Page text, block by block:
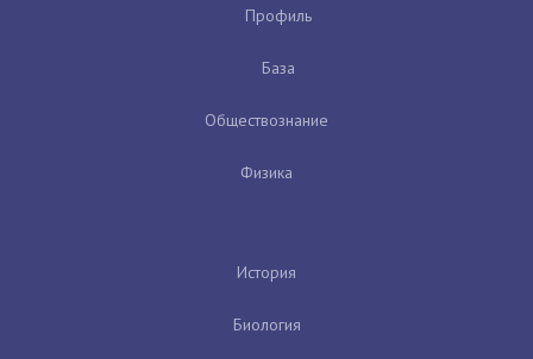
Профиль
База
Обществознание
Физика
История
Биология